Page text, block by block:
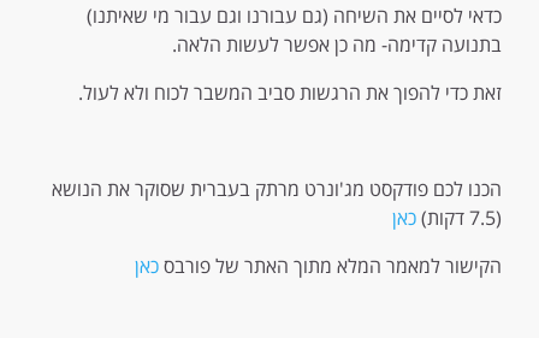
כדאי לסיים את השיחה (גם עבורנו וגם עבור מי שאיתנו)
בתנועה קדימה- מה כן אפשר לעשות הלאה.
זאת כדי להפוך את הרגשות סביב המשבר לכוח ולא לעול.
הכנו לכם פודקסט מג'ונרט מרתק בעברית שסוקר את הנושא
(7.5 דקות)
כאן
הקישור למאמר המלא מתוך האתר של פורבסכאן